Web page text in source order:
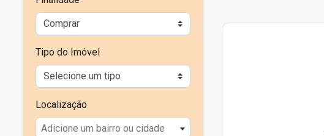
Tipo do Imóvel
Localização
Adicione um bairro ou cidade